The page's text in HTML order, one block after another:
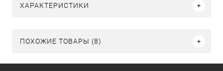
ХАРАКТЕРИСТИКИ
ПОХОЖИЕ ТОВАРЫ (8)